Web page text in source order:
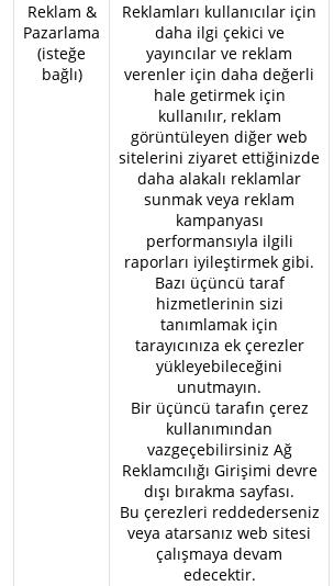
Reklam &
Pazarlama
(isteğe
bağlı)
Reklamları kullanıcılar için
daha ilgi çekici ve
yayıncılar ve reklam
verenler için daha değerli
hale getirmek için
kullanılır, reklam
görüntüleyen diğer web
sitelerini ziyaret ettiğinizde
daha alakalı reklamlar
sunmak veya reklam
kampanyası
performansıyla ilgili
raporları iyileştirmek gibi.
Bazı üçüncü taraf
hizmetlerinin sizi
tanımlamak için
tarayıcınıza ek çerezler
yükleyebileceğini
unutmayın.
Bir üçüncü tarafın çerez
kullanımından
vazgeçebilirsiniz Ağ
Reklamcılığı Girişimi devre
dışı bırakma sayfası.
Bu çerezleri reddederseniz
veya atarsanız web sitesi
çalışmaya devam
edecektir.